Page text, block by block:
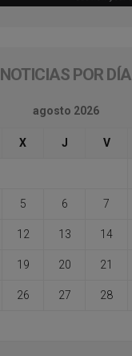
NOTICIAS POR DÍA
agosto 2026
X J V
5 6 7
12 13 14
19 20 21
26 27 28